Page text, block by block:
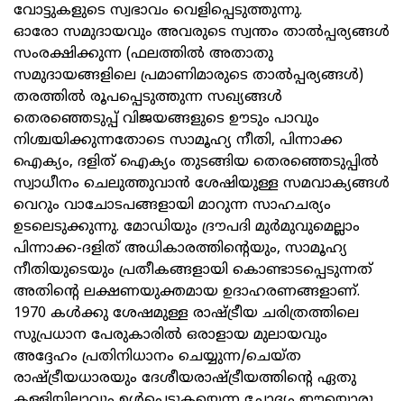
വോട്ടുകളുടെ സ്വഭാവം വെളിപ്പെടുത്തുന്നു.
ഓരോ സമുദായവും അവരുടെ സ്വന്തം താല്‍പ്പര്യങ്ങള്‍
സംരക്ഷിക്കുന്ന (ഫലത്തില്‍ അതാതു
സമുദായങ്ങളിലെ പ്രമാണിമാരുടെ താല്‍പ്പര്യങ്ങള്‍)
തരത്തില്‍ രൂപപ്പെടുത്തുന്ന സഖ്യങ്ങള്‍
തെരഞ്ഞെടുപ്പ്‌ വിജയങ്ങളുടെ ഊടും പാവും
നിശ്ചയിക്കുന്നതോടെ സാമൂഹ്യ നീതി, പിന്നാക്ക
ഐക്യം, ദളിത്‌ ഐക്യം തുടങ്ങിയ തെരഞ്ഞെടുപ്പില്‍
സ്വാധീനം ചെലുത്തുവാന്‍ ശേഷിയുള്ള സമവാക്യങ്ങള്‍
വെറും വാചോടപങ്ങളായി മാറുന്ന സാഹചര്യം
ഉടലെടുക്കുന്നു. മോഡിയും ദ്രൗപദി മുര്‍മുവുമെല്ലാം
പിന്നാക്ക-ദളിത്‌ അധികാരത്തിന്റെയും, സാമൂഹ്യ
നീതിയുടെയും പ്രതീകങ്ങളായി കൊണ്ടാടപ്പെടുന്നത്‌
അതിന്റെ ലക്ഷണയുക്തമായ ഉദാഹരണങ്ങളാണ്‌.
1970 കള്‍ക്കു ശേഷമുള്ള രാഷ്ട്രീയ ചരിത്രത്തിലെ
സുപ്രധാന പേരുകാരില്‍ ഒരാളായ മുലായവും
അദ്ദേഹം പ്രതിനിധാനം ചെയ്യുന്ന/ചെയ്‌ത
രാഷ്ട്രീയധാരയും ദേശീയരാഷ്ട്രീയത്തിന്റെ ഏതു